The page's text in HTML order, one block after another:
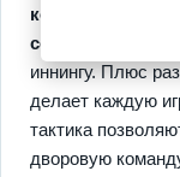
кооперативные
сезонный
иннингу. Плюс
делает каждую
тактика
дворовую